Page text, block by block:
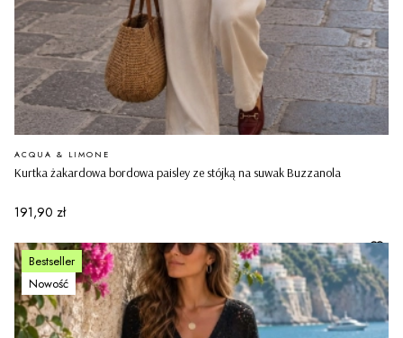
Kurtka żakardowa bordowa paisley ze stójką na suwak Buzzanola
PRODUCENT
ACQUA & LIMONE
Cena
191,90 zł
Bestseller
Nowość